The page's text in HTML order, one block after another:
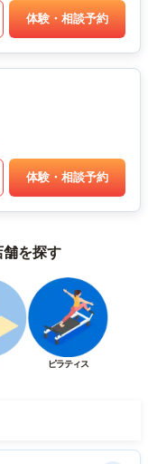
体験・相談予約
体験・相談予約
を探す
ピラティス